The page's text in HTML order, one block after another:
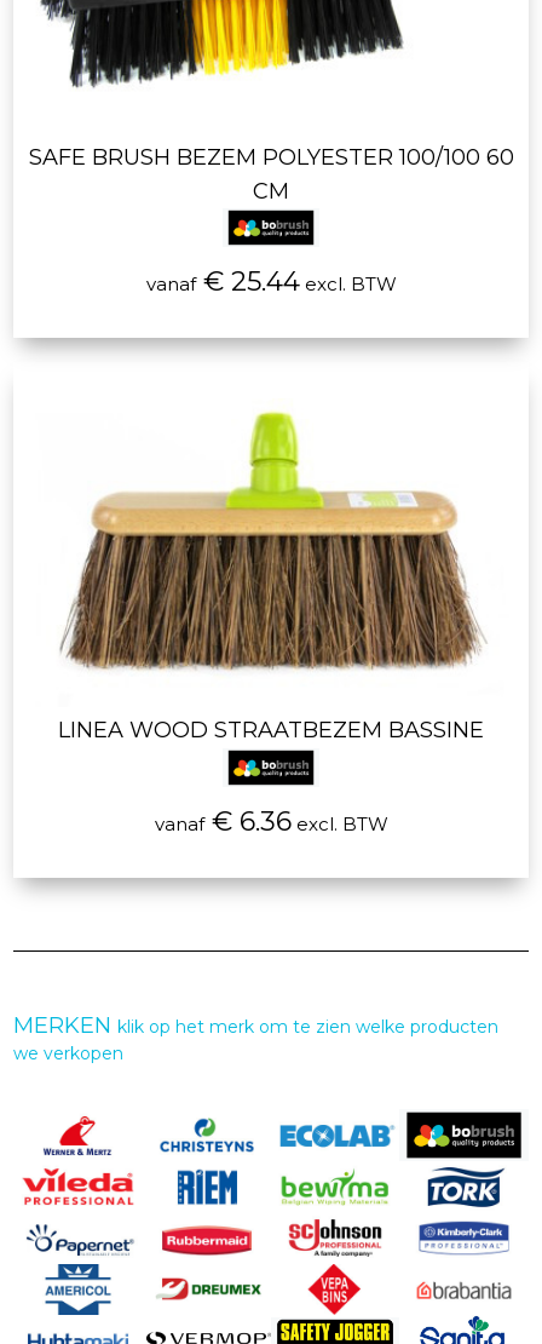
SAFE BRUSH BEZEM POLYESTER 100/100 60
CM
vanaf€ 25.44excl. BTW
LINEA WOOD STRAATBEZEM BASSINE
vanaf€ 6.36excl. BTW
MERKENklik op het merk om te zien welke producten
we verkopen